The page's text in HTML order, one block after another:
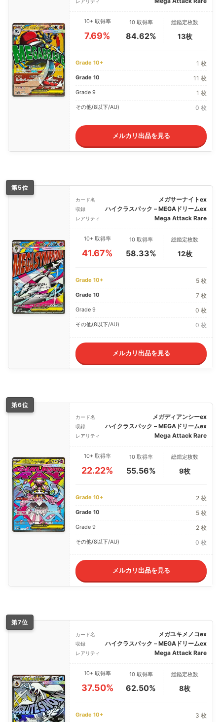
10+ 取得率
7.69%
10 取得率
84.62%
総鑑定枚数
13枚
Grade 10+ 1 枚
Grade 10 11 枚
Grade 9 1 枚
その他(8以下/AU) 0 枚
メルカリ出品を見る
第5位
カード名 メガサーナイトex
収録 ハイクラスパック – MEGAドリームex
レアリティ Mega Attack Rare
10+ 取得率
41.67%
10 取得率
58.33%
総鑑定枚数
12枚
Grade 10+ 5 枚
Grade 10 7 枚
Grade 9 0 枚
その他(8以下/AU) 0 枚
メルカリ出品を見る
第6位
カード名 メガディアンシーex
収録 ハイクラスパック – MEGAドリームex
レアリティ Mega Attack Rare
10+ 取得率
22.22%
10 取得率
55.56%
総鑑定枚数
9枚
Grade 10+ 2 枚
Grade 10 5 枚
Grade 9 2 枚
その他(8以下/AU) 0 枚
メルカリ出品を見る
第7位
カード名 メガユキメノコex
収録 ハイクラスパック – MEGAドリームex
レアリティ Mega Attack Rare
10+ 取得率
37.50%
10 取得率
62.50%
総鑑定枚数
8枚
Grade 10+ 3 枚